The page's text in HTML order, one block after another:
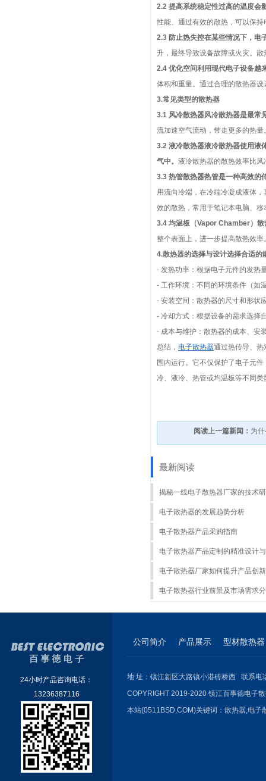
2.2 提高系统稳定性过高的温度会
性能。通过有效的散热，可以保
2.3 防止热失控在某些情况下，电
升，最终导致设备故障或火灾。
2.4 优化空间利用现代电子设备越
体积和重量。通过合理的散热器
3.常见类型的散热器
3.1 风冷散热器风冷散热器是最常
流加速空气流动，带走更多的热
3.2 液冷散热器液冷散热器使用液
气中。 液冷散热器的散热效率比
3.3 热管散热器热管是一种高效的
用流向冷端，在冷端冷凝成液体
效的散热，常用于笔记本电脑、
3.4 均温板（Vapor Chamber）
整个表面上，进一步提高散热效
4.散热器的选择与设计选择合适的
- 发热功率：根据电子元件的发热
- 工作环境：不同的环境条件（如
- 安装空间：散热器的尺寸和形状
- 冷却方式：根据设备的需求选择
- 成本与维护：散热器的成本、安
总结， 电子散热器通过热传导、热
围内运行。它不仅保护了电子元
冷、液冷、热管或均温板等不同
阅读上一篇新闻： 为
最新阅读
揭秘一线电子散热器厂家的技术
电子散热器的发展趋势分析
电子散热器产品采购指南
电子散热器产品定制的精准设计
电子散热器厂家如何提升产品创
电子散热器行业前景及市场需求
24小时产品咨询电话：
13236387116
公司简介 产品展示 型材散热器
地 址：镇江新区大路镇小港砖桥西 联系
COPYRIGHT 2019-2020 镇江百事德电子
本站(0511BSD.COM)关键词： 散热器,电子